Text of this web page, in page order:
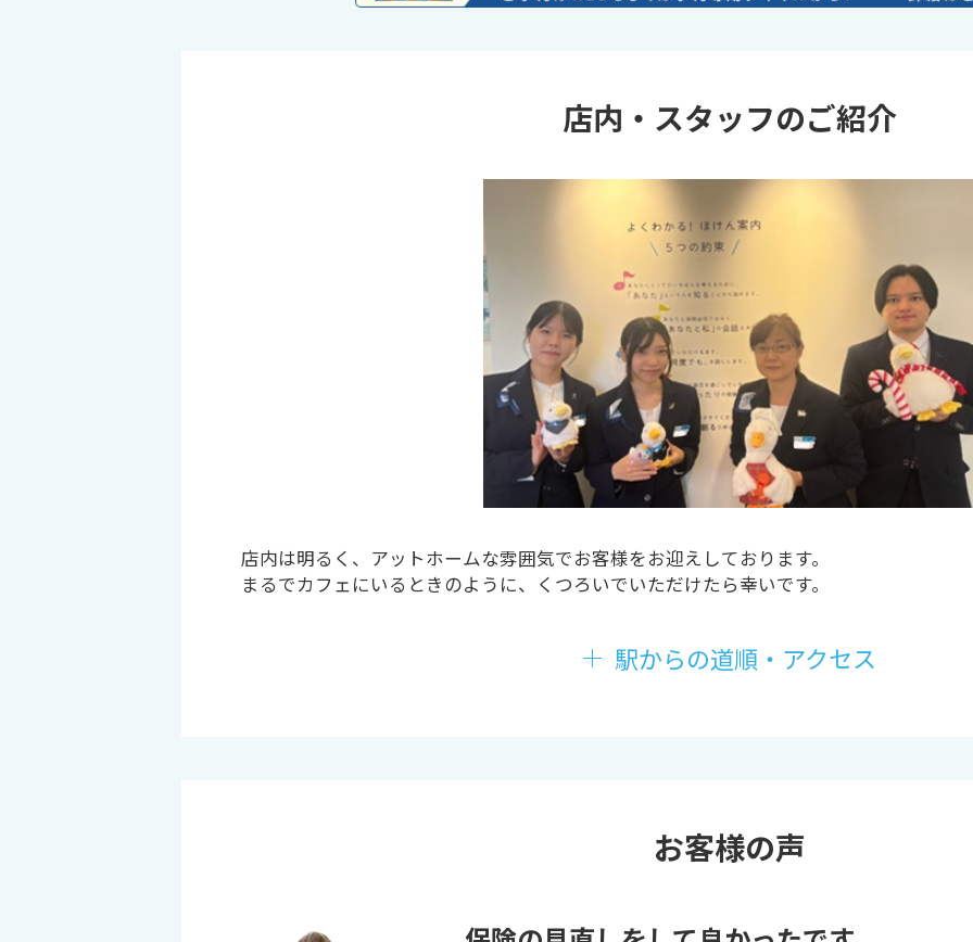
店内・スタッフのご紹介
店内は明るく、アットホームな雰囲気でお客様をお迎えしております。
まるでカフェにいるときのように、くつろいでいただけたら幸いです。
駅からの道順・アクセス
お客様の声